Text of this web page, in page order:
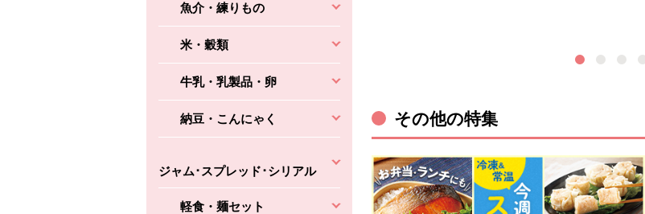
魚介・練りもの
米・穀類
牛乳・乳製品・卵
納豆・こんにゃく
ジャム･スプレッド･シリアル
軽食・麺セット
その他の特集